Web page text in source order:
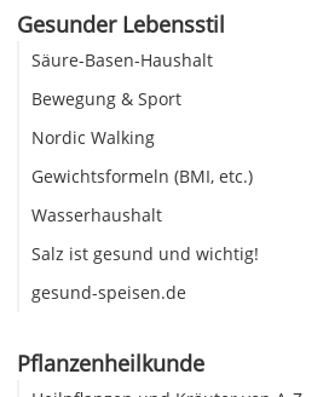
Gesunder Lebensstil
Säure-Basen-Haushalt
Bewegung & Sport
Nordic Walking
Gewichtsformeln (BMI, etc.)
Wasserhaushalt
Salz ist gesund und wichtig!
gesund-speisen.de
Pflanzenheilkunde